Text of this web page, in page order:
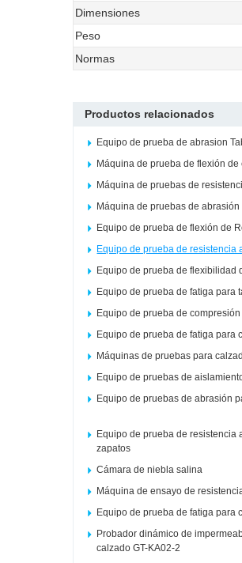
Dimensiones
Peso
Normas
Productos relacionados
Equipo de prueba de abrasion
Máquina de prueba de flexión de
Máquina de pruebas de
Máquina de pruebas de
Equipo de prueba de flexión de
Equipo de prueba de resistencia
Equipo de prueba de flexibilidad
Equipo de prueba de fatiga para
Equipo de prueba de
Equipo de prueba de fatiga para
Máquinas de pruebas para
Equipo de pruebas de
Equipo de pruebas de abrasión
Equipo de prueba de resistencia
zapatos
Cámara de niebla salina
Máquina de ensayo de
Equipo de prueba de fatiga para
Probador dinámico de
calzado GT-KA02-2